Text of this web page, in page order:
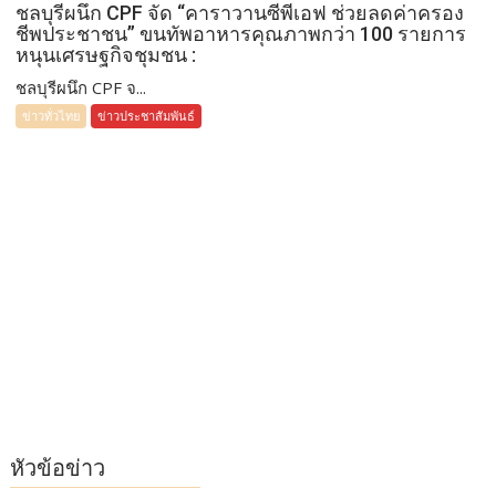
ชลบุรีผนึก CPF จัด “คาราวานซีพีเอฟ ช่วยลดค่าครอง
ชีพประชาชน” ขนทัพอาหารคุณภาพกว่า 100 รายการ
หนุนเศรษฐกิจชุมชน :
ชลบุรีผนึก CPF จ...
ข่าวทั่วไทย ข่าวประชาสัมพันธ์
หัวข้อข่าว